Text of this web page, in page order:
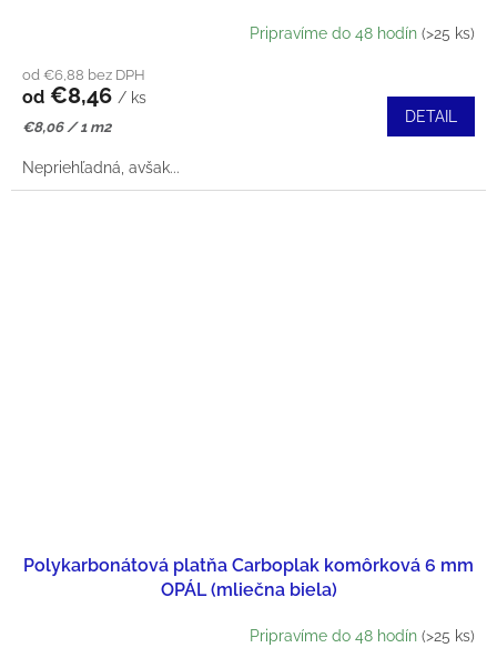
Pripravíme do 48 hodín (>25 ks)
od €6,88 bez DPH
od €8,46 / ks
Jednotková
€8,06 / 1 m2
DETAIL
Nepriehľadná, avšak...
Polykarbonátová platňa Carboplak komôrková 6 mm
OPÁL (mliečna biela)
Pripravíme do 48 hodín (>25 ks)